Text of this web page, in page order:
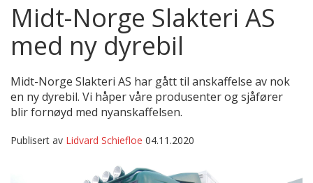
Midt-Norge Slakteri AS
med ny dyrebil
Midt-Norge Slakteri AS har gått til anskaffelse av nok
en ny dyrebil. Vi håper våre produsenter og sjåfører
blir fornøyd med nyanskaffelsen.
Publisert av Lidvard Schiefloe 04.11.2020